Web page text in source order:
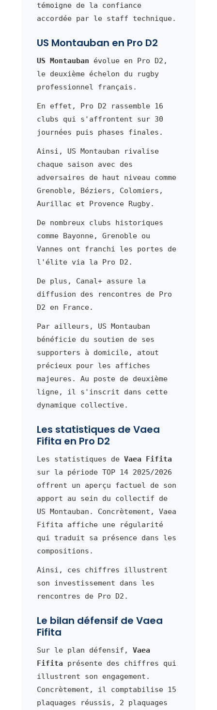
témoigne de la confiance
accordée par le staff technique.
US Montauban en Pro D2
US Montauban évolue en Pro D2,
le deuxième échelon du rugby
professionnel français.
En effet, Pro D2 rassemble 16
clubs qui s'affrontent sur 30
journées puis phases finales.
Ainsi, US Montauban rivalise
chaque saison avec des
adversaires de haut niveau comme
Grenoble, Béziers, Colomiers,
Aurillac et Provence Rugby.
De nombreux clubs historiques
comme Bayonne, Grenoble ou
Vannes ont franchi les portes de
l'élite via la Pro D2.
De plus, Canal+ assure la
diffusion des rencontres de Pro
D2 en France.
Par ailleurs, US Montauban
bénéficie du soutien de ses
supporters à domicile, atout
précieux pour les affiches
majeures. Au poste de deuxième
ligne, il s'inscrit dans cette
dynamique collective.
Les statistiques de Vaea
Fifita en Pro D2
Les statistiques de Vaea Fifita
sur la période TOP 14 2025/2026
offrent un aperçu factuel de son
apport au sein du collectif de
US Montauban. Concrètement, Vaea
Fifita affiche une régularité
qui traduit sa présence dans les
compositions.
Ainsi, ces chiffres illustrent
son investissement dans les
rencontres de Pro D2.
Le bilan défensif de Vaea
Fifita
Sur le plan défensif, Vaea
Fifita présente des chiffres qui
illustrent son engagement.
Concrètement, il comptabilise 15
plaquages réussis, 2 plaquages